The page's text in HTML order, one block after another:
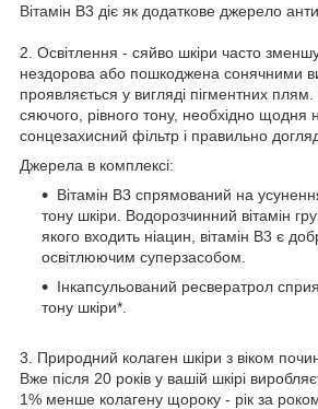
Вітамін B3 діє як додаткове джерело
2. Освітлення - сяйво шкіри часто
нездорова або пошкоджена сонячними
проявляється у вигляді пігментних
сяючого, рівного тону, необхідно щодня
сонцезахисний фільтр і правильно
Джерела в комплексі:
Вітамін В3 спрямований на
тону шкіри. Водорозчинний вітамін
якого входить ніацин, вітамін В3 є
освітлюючим суперзасобом.
Інкапсульований ресвератрол
тону шкіри*.
3. Природний колаген шкіри з віком
Вже після 20 років у вашій шкірі
1% менше колагену щороку - рік за